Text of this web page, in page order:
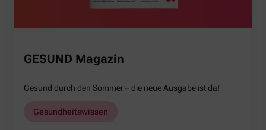
GESUND Magazin
Gesund durch den Sommer – die neue Ausgabe ist da!
Gesundheitswissen